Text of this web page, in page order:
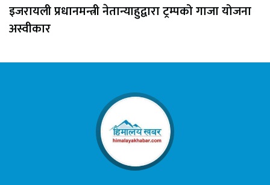
इजरायली प्रधानमन्त्री नेतान्याहुद्वारा ट्रम्पको गाजा योजना
अस्वीकार